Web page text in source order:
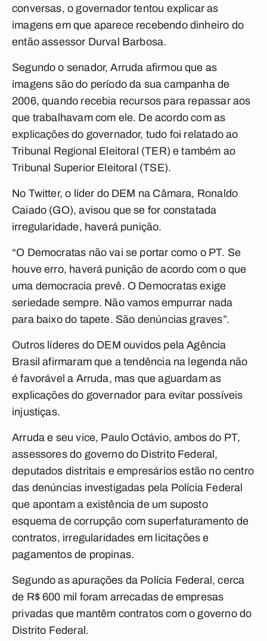
conversas, o governador tentou explicar as
imagens em que aparece recebendo dinheiro do
então assessor Durval Barbosa.
Segundo o senador, Arruda afirmou que as
imagens são do período da sua campanha de
2006, quando recebia recursos para repassar aos
que trabalhavam com ele. De acordo com as
explicações do governador, tudo foi relatado ao
Tribunal Regional Eleitoral (TER) e também ao
Tribunal Superior Eleitoral (TSE).
No Twitter, o líder do DEM na Câmara, Ronaldo
Caiado (GO), avisou que se for constatada
irregularidade, haverá punição.
“O Democratas não vai se portar como o PT. Se
houve erro, haverá punição de acordo com o que
uma democracia prevê. O Democratas exige
seriedade sempre. Não vamos empurrar nada
para baixo do tapete. São denúncias graves”.
Outros líderes do DEM ouvidos pela Agência
Brasil afirmaram que a tendência na legenda não
é favorável a Arruda, mas que aguardam as
explicações do governador para evitar possíveis
injustiças.
Arruda e seu vice, Paulo Octávio, ambos do PT,
assessores do governo do Distrito Federal,
deputados distritais e empresários estão no centro
das denúncias investigadas pela Polícia Federal
que apontam a existência de um suposto
esquema de corrupção com superfaturamento de
contratos, irregularidades em licitações e
pagamentos de propinas.
Segundo as apurações da Polícia Federal, cerca
de R$ 600 mil foram arrecadas de empresas
privadas que mantêm contratos com o governo do
Distrito Federal.